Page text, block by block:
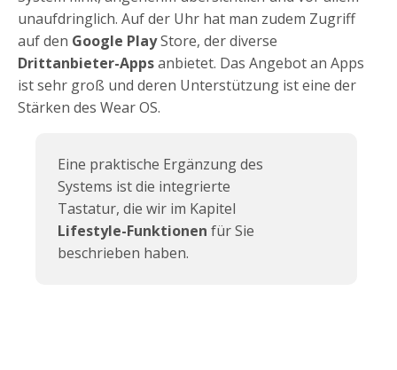
unaufdringlich. Auf der Uhr hat man zudem Zugriff
auf den Google PlayStore, der diverse
Drittanbieter-Appsanbietet. Das Angebot an Apps
ist sehr groß und deren Unterstützung ist eine der
Stärken des Wear OS.
Eine praktische Ergänzung des
Systems ist die integrierte
Tastatur, die wir im Kapitel
Lifestyle-Funktionen für Sie
beschrieben haben.